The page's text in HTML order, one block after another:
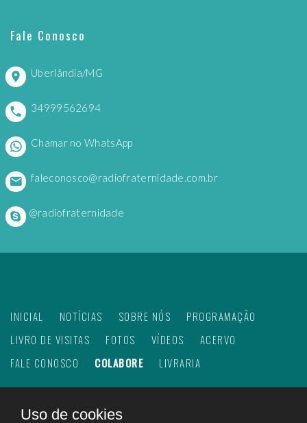
Fale Conosco
Uberlândia/MG
34999562694
Chamar no WhatsApp
faleconosco@radiofraternidade.com.br
@radiofraternidade
INICIAL NOTÍCIAS SOBRE NÓS
PROGRAMAÇÃO
LIVRO DE VISITAS
FOTOS VÍDEOS
ACERVO
FALE CONOSCO
COLABORE LIVRARIA
2026Web Rádio Fraternidade. Todos os direitos
Uso de cookies